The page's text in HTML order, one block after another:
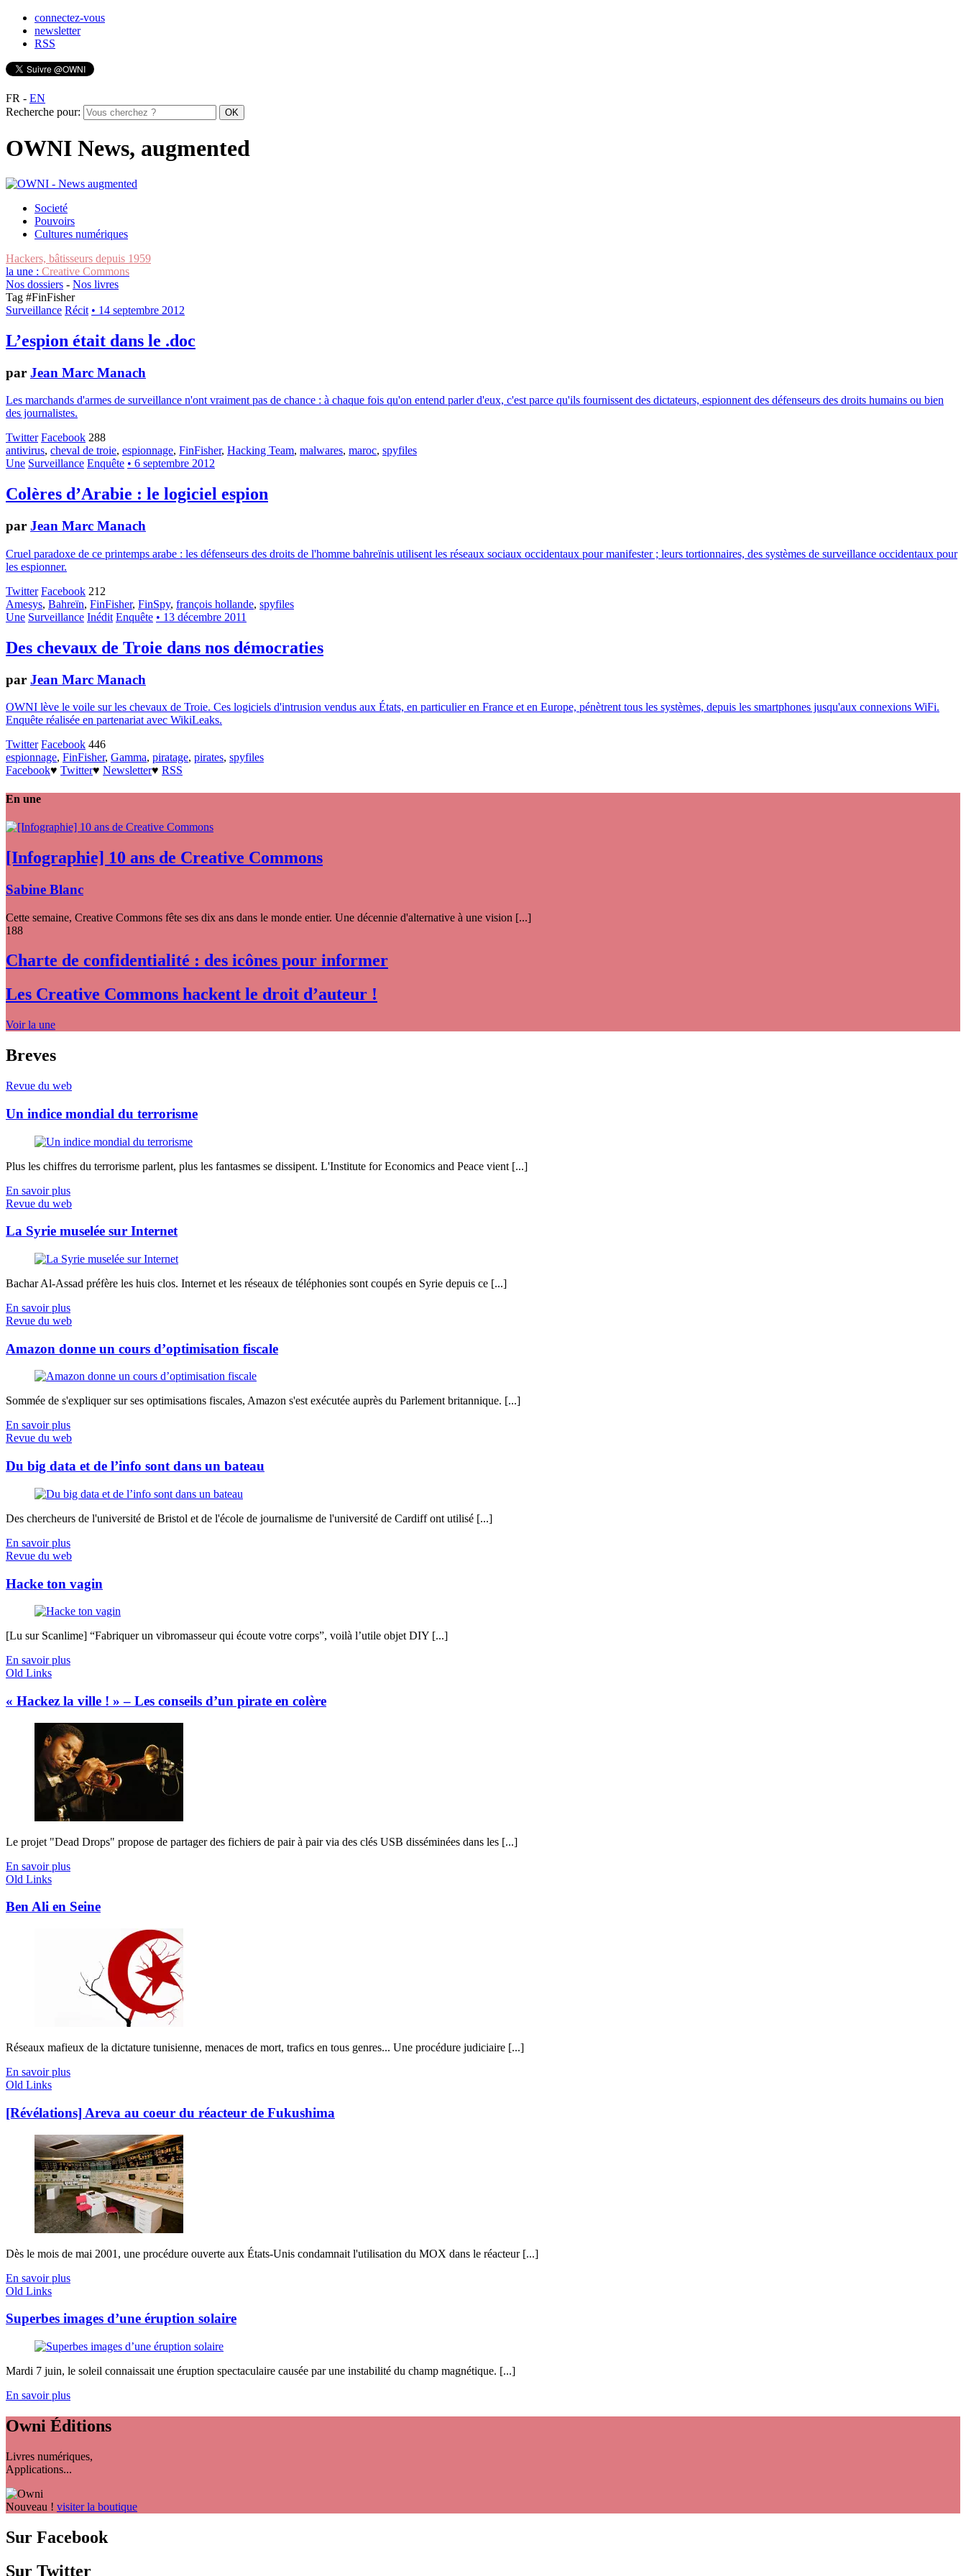
connectez-vous
newsletter
RSS
FR - EN
Recherche pour:
OWNI News, augmented
Societé
Pouvoirs
Cultures numériques
Hackers, bâtisseurs depuis 1959
la une : Creative Commons
Nos dossiers - Nos livres
Tag #FinFisher
Surveillance Récit • 14 septembre 2012
L’espion était dans le .doc
par Jean Marc Manach
Les marchands d'armes de surveillance n'ont vraiment pas de chance : à chaque fois qu'on entend parler d'eux, c'est parce qu'ils fournissent des dictateurs, espionnent des défenseurs des droits humains ou bien
des journalistes.
Twitter Facebook 288
antivirus, cheval de troie, espionnage, FinFisher, Hacking Team, malwares, maroc, spyfiles
Une Surveillance Enquête • 6 septembre 2012
Colères d’Arabie : le logiciel espion
par Jean Marc Manach
Cruel paradoxe de ce printemps arabe : les défenseurs des droits de l'homme bahreïnis utilisent les réseaux sociaux occidentaux pour manifester ; leurs tortionnaires, des systèmes de surveillance occidentaux pour
les espionner.
Twitter Facebook 212
Amesys, Bahreïn, FinFisher, FinSpy, françois hollande, spyfiles
Une Surveillance Inédit Enquête • 13 décembre 2011
Des chevaux de Troie dans nos démocraties
par Jean Marc Manach
OWNI lève le voile sur les chevaux de Troie. Ces logiciels d'intrusion vendus aux États, en particulier en France et en Europe, pénètrent tous les systèmes, depuis les smartphones jusqu'aux connexions WiFi.
Enquête réalisée en partenariat avec WikiLeaks.
Twitter Facebook 446
espionnage, FinFisher, Gamma, piratage, pirates, spyfiles
Facebook♥ Twitter♥ Newsletter♥ RSS
En une
[Infographie] 10 ans de Creative Commons
Sabine Blanc
Cette semaine, Creative Commons fête ses dix ans dans le monde entier. Une décennie d'alternative à une vision [...]
188
Charte de confidentialité : des icônes pour informer
Les Creative Commons hackent le droit d’auteur !
Voir la une
Breves
Revue du web
Un indice mondial du terrorisme
Plus les chiffres du terrorisme parlent, plus les fantasmes se dissipent. L'Institute for Economics and Peace vient [...]
En savoir plus
Revue du web
La Syrie muselée sur Internet
Bachar Al-Assad préfère les huis clos. Internet et les réseaux de téléphonies sont coupés en Syrie depuis ce [...]
En savoir plus
Revue du web
Amazon donne un cours d’optimisation fiscale
Sommée de s'expliquer sur ses optimisations fiscales, Amazon s'est exécutée auprès du Parlement britannique. [...]
En savoir plus
Revue du web
Du big data et de l’info sont dans un bateau
Des chercheurs de l'université de Bristol et de l'école de journalisme de l'université de Cardiff ont utilisé [...]
En savoir plus
Revue du web
Hacke ton vagin
[Lu sur Scanlime] “Fabriquer un vibromasseur qui écoute votre corps”, voilà l’utile objet DIY [...]
En savoir plus
Old Links
« Hackez la ville ! » – Les conseils d’un pirate en colère
Le projet "Dead Drops" propose de partager des fichiers de pair à pair via des clés USB disséminées dans les [...]
En savoir plus
Old Links
Ben Ali en Seine
Réseaux mafieux de la dictature tunisienne, menaces de mort, trafics en tous genres... Une procédure judiciaire [...]
En savoir plus
Old Links
[Révélations] Areva au coeur du réacteur de Fukushima
Dès le mois de mai 2001, une procédure ouverte aux États-Unis condamnait l'utilisation du MOX dans le réacteur [...]
En savoir plus
Old Links
Superbes images d’une éruption solaire
Mardi 7 juin, le soleil connaissait une éruption spectaculaire causée par une instabilité du champ magnétique. [...]
En savoir plus
Owni Éditions
Livres numériques,
Applications...
Nouveau ! visiter la boutique
Sur Facebook
Sur Twitter